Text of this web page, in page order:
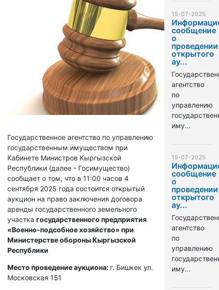
Государственное агентство по управлению
государственным имуществом при
Кабинете Министров Кыргызской
Республики (далее - Госимущество)
сообщает о том, что в 11:00 часов 4
сентября 2025 года состоится открытый
аукцион на право заключения договора
аренды государственного земельного
участка государственного предприятия
«Военно-подсобное хозяйство» при
Министерстве обороны Кыргызской
Республики
Место проведение аукциона: г. Бишкек ул.
Московская 151
15-07-2025
сообщение
о
проведении
открытого
ау...
агентство
по
управлению
иму...
15-07-2025
сообщение
о
проведении
открытого
ау...
агентство
по
управлению
иму...